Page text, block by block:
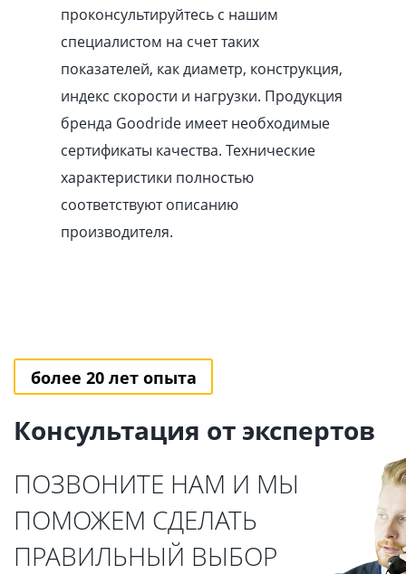
проконсультируйтесь с нашим
специалистом на счет таких
показателей, как диаметр, конструкция,
индекс скорости и нагрузки. Продукция
бренда Goodride имеет необходимые
сертификаты качества. Технические
характеристики полностью
соответствуют описанию
производителя.
более 20 лет опыта
Консультация от экспертов
ПОЗВОНИТЕ НАМ И МЫ
ПОМОЖЕМ СДЕЛАТЬ
ПРАВИЛЬНЫЙ ВЫБОР